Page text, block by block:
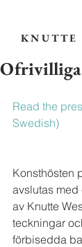
KNUTTE
Ofrivilliga
Read the
Swedish)
Konsthösten
avslutas
av Knutte
teckningar
förbisedda